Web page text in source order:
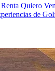
Renta Quiero
de